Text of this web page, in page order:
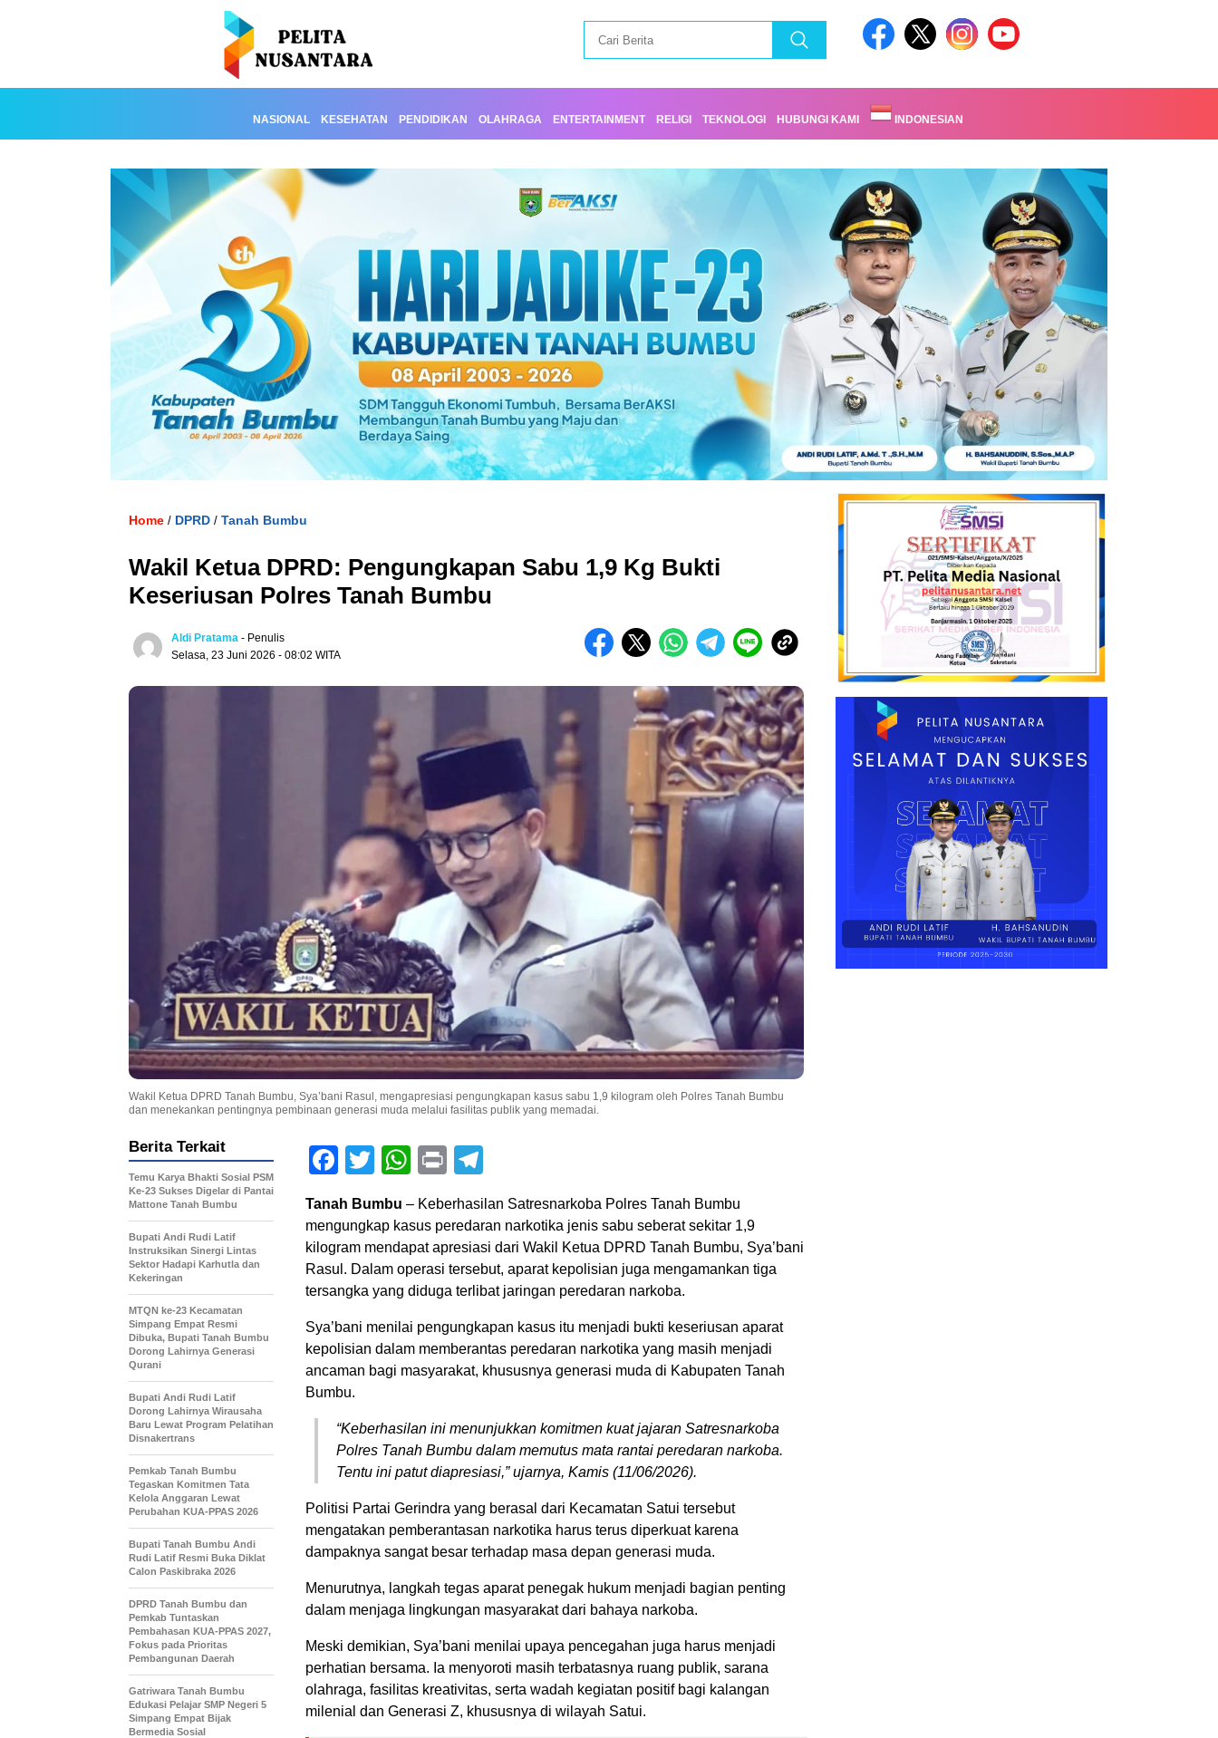
NASIONAL KESEHATAN PENDIDIKAN OLAHRAGA ENTERTAINMENT RELIGI TEKNOLOGI HUBUNGI KAMI INDONESIAN
Home / DPRD / Tanah Bumbu
Wakil Ketua DPRD: Pengungkapan Sabu 1,9 Kg Bukti
Keseriusan Polres Tanah Bumbu
Aldi Pratama - Penulis
Selasa, 23 Juni 2026 - 08:02 WITA
Wakil Ketua DPRD Tanah Bumbu, Sya’bani Rasul, mengapresiasi pengungkapan kasus sabu 1,9 kilogram oleh Polres Tanah Bumbu
dan menekankan pentingnya pembinaan generasi muda melalui fasilitas publik yang memadai.
Facebook
TwitterWhatsApp
Print
Tanah Bumbu – Keberhasilan Satresnarkoba Polres Tanah Bumbu
mengungkap kasus peredaran narkotika jenis sabu seberat sekitar 1,9
kilogram mendapat apresiasi dari Wakil Ketua DPRD Tanah Bumbu, Sya’bani
Rasul. Dalam operasi tersebut, aparat kepolisian juga mengamankan tiga
tersangka yang diduga terlibat jaringan peredaran narkoba.
Sya’bani menilai pengungkapan kasus itu menjadi bukti keseriusan aparat
kepolisian dalam memberantas peredaran narkotika yang masih menjadi
ancaman bagi masyarakat, khususnya generasi muda di Kabupaten Tanah
Bumbu.
“Keberhasilan ini menunjukkan komitmen kuat jajaran Satresnarkoba
Polres Tanah Bumbu dalam memutus mata rantai peredaran narkoba.
Tentu ini patut diapresiasi,” ujarnya, Kamis (11/06/2026).
Politisi Partai Gerindra yang berasal dari Kecamatan Satui tersebut
mengatakan pemberantasan narkotika harus terus diperkuat karena
dampaknya sangat besar terhadap masa depan generasi muda.
Menurutnya, langkah tegas aparat penegak hukum menjadi bagian penting
dalam menjaga lingkungan masyarakat dari bahaya narkoba.
Meski demikian, Sya’bani menilai upaya pencegahan juga harus menjadi
perhatian bersama. Ia menyoroti masih terbatasnya ruang publik, sarana
olahraga, fasilitas kreativitas, serta wadah kegiatan positif bagi kalangan
milenial dan Generasi Z, khususnya di wilayah Satui.
Berita Terkait
Temu Karya Bhakti Sosial PSM
Ke-23 Sukses Digelar di Pantai
Mattone Tanah Bumbu
Bupati Andi Rudi Latif
Instruksikan Sinergi Lintas
Sektor Hadapi Karhutla dan
Kekeringan
MTQN ke-23 Kecamatan
Simpang Empat Resmi
Dibuka, Bupati Tanah Bumbu
Dorong Lahirnya Generasi
Qurani
Bupati Andi Rudi Latif
Dorong Lahirnya Wirausaha
Baru Lewat Program Pelatihan
Disnakertrans
Pemkab Tanah Bumbu
Tegaskan Komitmen Tata
Kelola Anggaran Lewat
Perubahan KUA-PPAS 2026
Bupati Tanah Bumbu Andi
Rudi Latif Resmi Buka Diklat
Calon Paskibraka 2026
DPRD Tanah Bumbu dan
Pemkab Tuntaskan
Pembahasan KUA-PPAS 2027,
Fokus pada Prioritas
Pembangunan Daerah
Gatriwara Tanah Bumbu
Edukasi Pelajar SMP Negeri 5
Simpang Empat Bijak
Bermedia Sosial